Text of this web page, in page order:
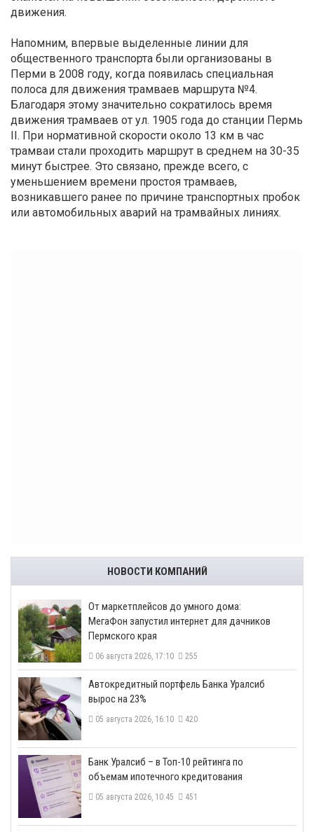
движения.
Напомним, впервые выделенные линии для
общественного транспорта были организованы в
Перми в 2008 году, когда появилась специальная
полоса для движения трамваев маршрута №4.
Благодаря этому значительно сократилось время
движения трамваев от ул. 1905 года до станции Пермь
II. При нормативной скорости около 13 км в час
трамваи стали проходить маршрут в среднем на 30-35
минут быстрее. Это связано, прежде всего, с
уменьшением времени простоя трамваев,
возникавшего ранее по причине транспортных пробок
или автомобильных аварий на трамвайных линиях.
НОВОСТИ КОМПАНИЙ
От маркетплейсов до умного дома:
МегаФон запустил интернет для дачников
Пермского края
06 августа 2026, 17:10 255
​Автокредитный портфель Банка Уралсиб
вырос на 23%
05 августа 2026, 16:10 420
​Банк Уралсиб – в Топ-10 рейтинга по
объемам ипотечного кредитования
05 августа 2026, 10:45 451